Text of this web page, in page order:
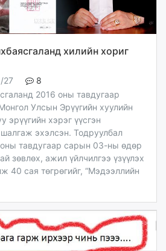
хилийн хориг
27
8
2016 оны тавдугаар
Улсын Эрүүгийн хуулийн
эрүүгийн хэрэг үүсгэн
эхэлсэн. Тодруулбал
тавдугаар сарын 03-ны өдөр
зөвлөх, ажил үйлчилгээ үзүүлэх
40 сая төгрөгийг, “Мэдээллийн